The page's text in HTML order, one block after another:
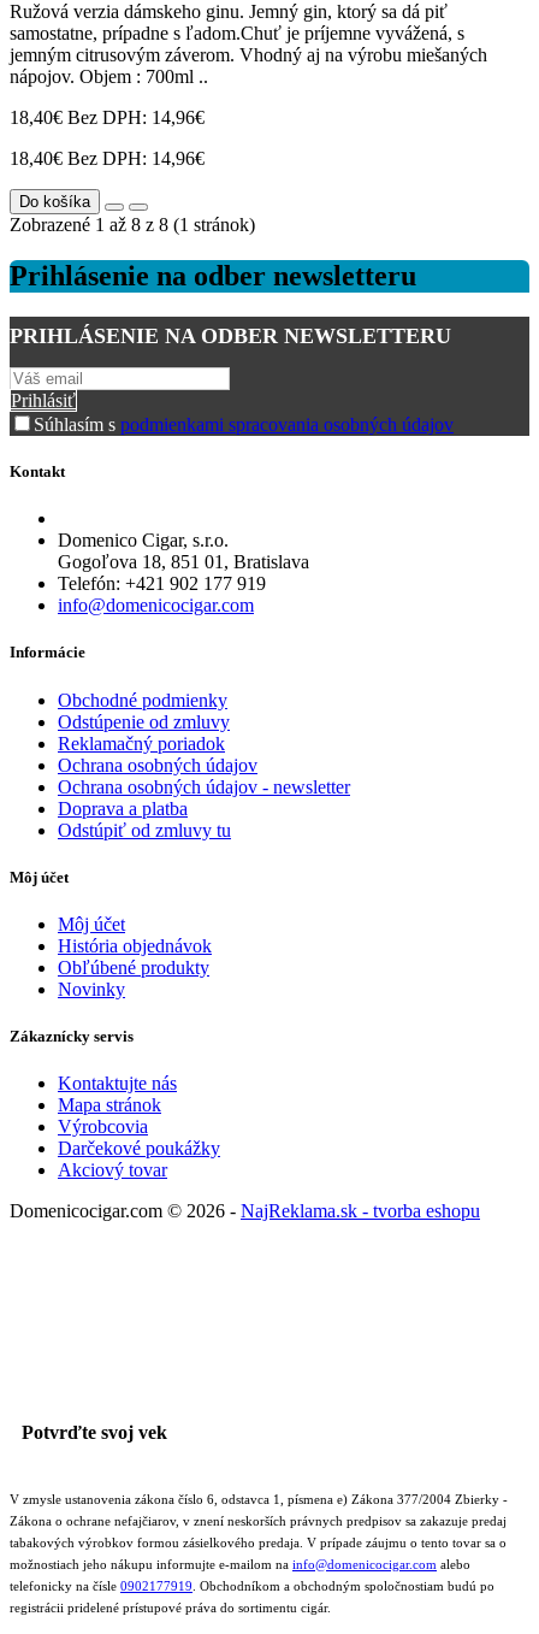
Ružová verzia dámskeho ginu. Jemný gin, ktorý sa dá piť
samostatne, prípadne s ľadom.Chuť je príjemne vyvážená, s
jemným citrusovým záverom. Vhodný aj na výrobu miešaných
nápojov. Objem : 700ml ..
18,40€ Bez DPH: 14,96€
18,40€ Bez DPH: 14,96€
Do košíka
Zobrazené 1 až 8 z 8 (1 stránok)
Prihlásenie na odber newsletteru
PRIHLÁSENIE NA ODBER NEWSLETTERU
Prihlásiť
Súhlasím s podmienkami spracovania osobných údajov
Kontakt
Domenico Cigar, s.r.o.
Gogoľova 18, 851 01, Bratislava
Telefón: +421 902 177 919
info@domenicocigar.com
Informácie
Obchodné podmienky
Odstúpenie od zmluvy
Reklamačný poriadok
Ochrana osobných údajov
Ochrana osobných údajov - newsletter
Doprava a platba
Odstúpiť od zmluvy tu
Môj účet
Môj účet
História objednávok
Obľúbené produkty
Novinky
Zákaznícky servis
Kontaktujte nás
Mapa stránok
Výrobcovia
Darčekové poukážky
Akciový tovar
Domenicocigar.com © 2026 - NajReklama.sk - tvorba eshopu
Potvrďte svoj vek
V zmysle ustanovenia zákona číslo 6, odstavca 1, písmena e) Zákona 377/2004 Zbierky -
Zákona o ochrane nefajčiarov, v znení neskorších právnych predpisov sa zakazuje predaj
tabakových výrobkov formou zásielkového predaja. V prípade záujmu o tento tovar sa o
možnostiach jeho nákupu informujte e-mailom na info@domenicocigar.com alebo
telefonicky na čísle 0902177919 Obchodníkom a obchodným spoločnostiam budú po
registrácii pridelené prístupové práva do sortimentu cigár.